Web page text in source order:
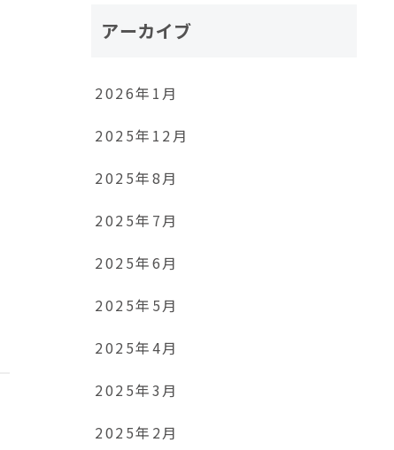
アーカイブ
2026年1月
2025年12月
2025年8月
2025年7月
2025年6月
2025年5月
2025年4月
2025年3月
2025年2月